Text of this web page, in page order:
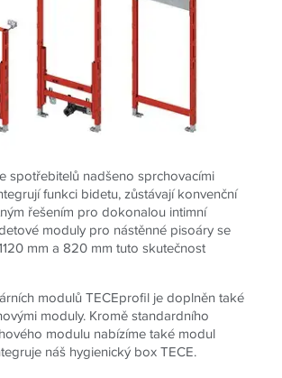
spotřebitelů nadšeno sprchovacími
funkci bidetu, zůstávají konvenční
řešením pro dokonalou intimní
moduly pro nástěnné pisoáry se
mm a 820 mm tuto skutečnost
modulů TECEprofil je doplněn také
moduly. Kromě standardního
modulu nabízíme také modul
náš hygienický box TECE.